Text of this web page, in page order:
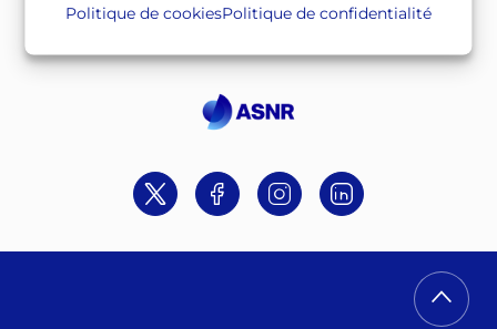
Politique de cookiesPolitique de confidentialité
Suivez-nous sur
TwitterFacebookInstagramLinkedin